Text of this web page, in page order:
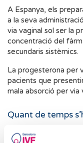
A Espanya, els
a la seva
via vaginal sol ser la
concentració del
secundaris sistèmics.
La progesterona per
pacients que
mala absorció per via
Quant de temps s’
De manera general,